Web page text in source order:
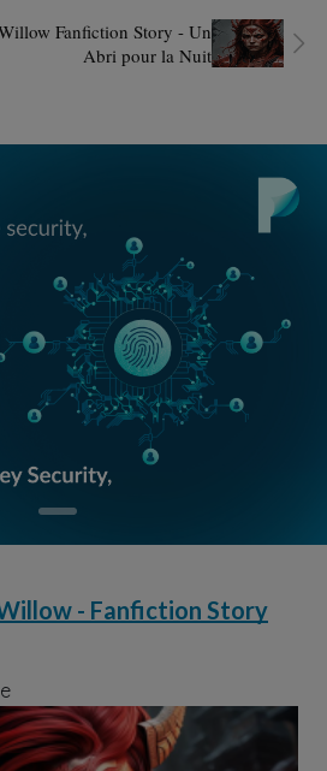
Fanfiction Story - Un
Abri pour la Nuit
- Fanfiction Story